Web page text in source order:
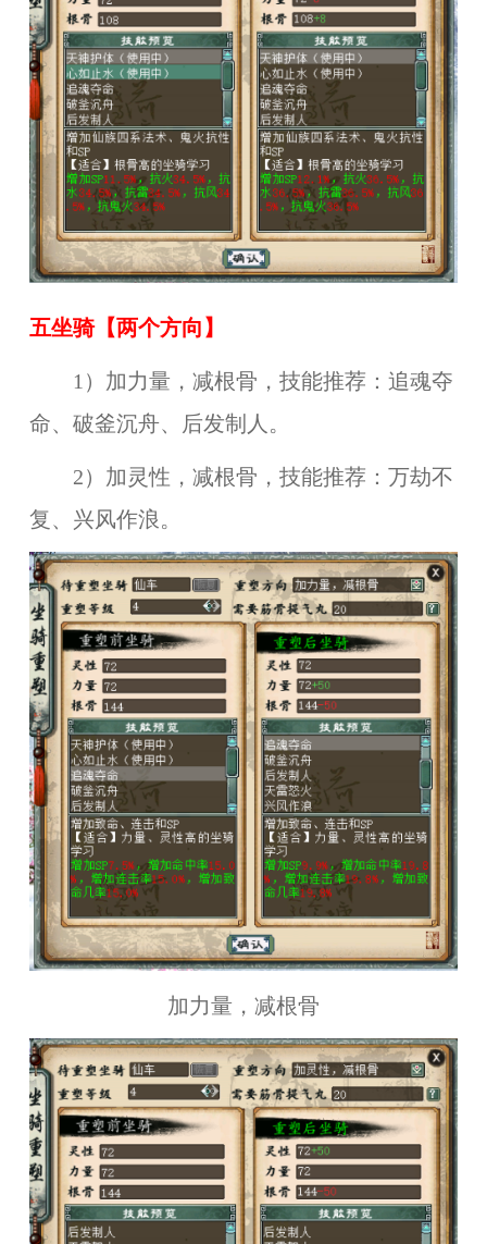
五坐骑【两个方向 】
1）加力量，减根骨，技能推荐：追魂夺
命、破釜沉舟、后发制人。
2）加灵性，减根骨，技能推荐：万劫不
复、兴风作浪。
加力量，减根骨